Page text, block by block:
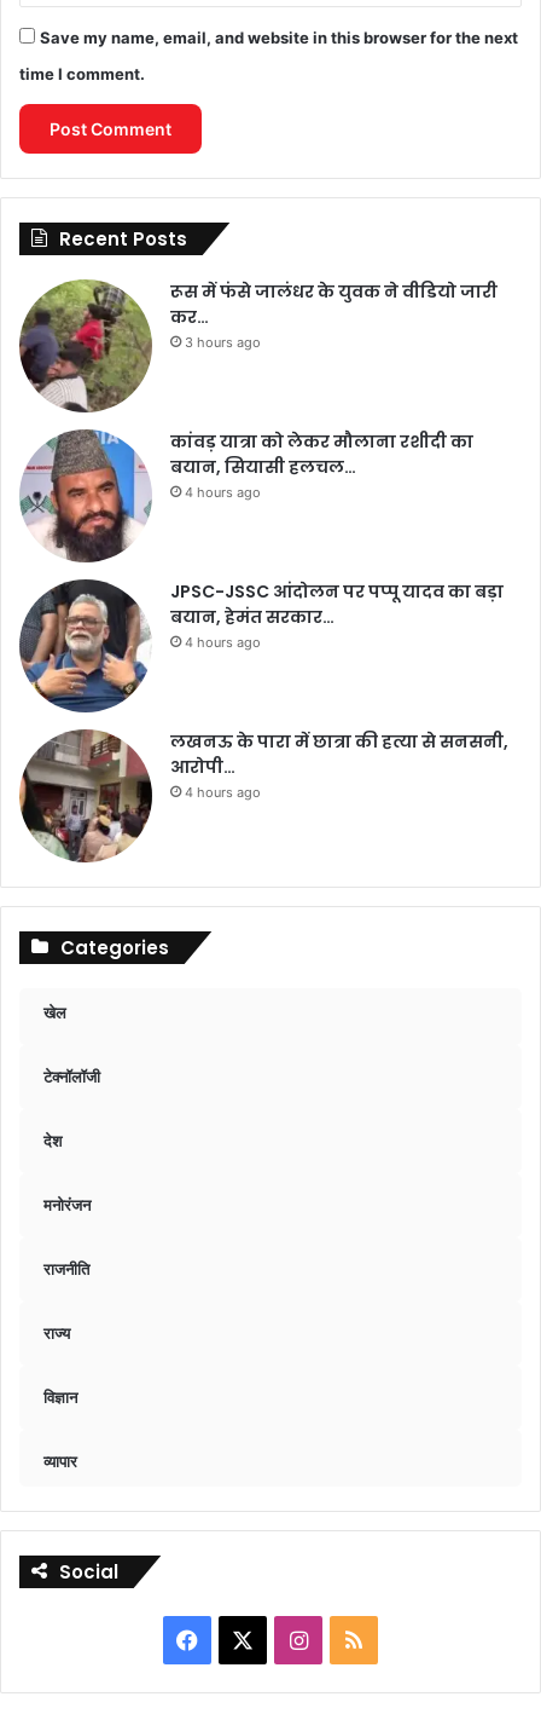
Save my name, email, and website in this browser for the next
time I comment.
Recent Posts
रूस में फंसे जालंधर के युवक ने वीडियो जारी
कर…
3 hours ago
कांवड़ यात्रा को लेकर मौलाना रशीदी का
बयान, सियासी हलचल…
4 hours ago
JPSC-JSSC आंदोलन पर पप्पू यादव का बड़ा
बयान, हेमंत सरकार…
4 hours ago
लखनऊ के पारा में छात्रा की हत्या से सनसनी,
आरोपी…
4 hours ago
Categories
खेल
टेक्नॉलॉजी
देश
मनोरंजन
राजनीति
राज्य
विज्ञान
व्यापार
Social
Facebook Instagram
RSS